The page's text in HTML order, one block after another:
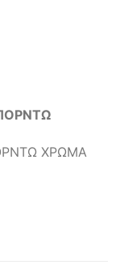
ΧΡΩΜΑ